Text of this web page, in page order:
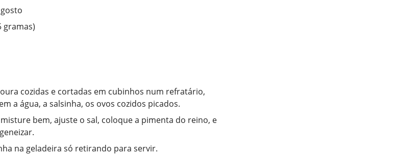
gramas)
cozidas e cortadas em cubinhos num refratário,
a água, a salsinha, os ovos cozidos picados.
bem, ajuste o sal, coloque a pimenta do reino, e
na geladeira só retirando para servir.